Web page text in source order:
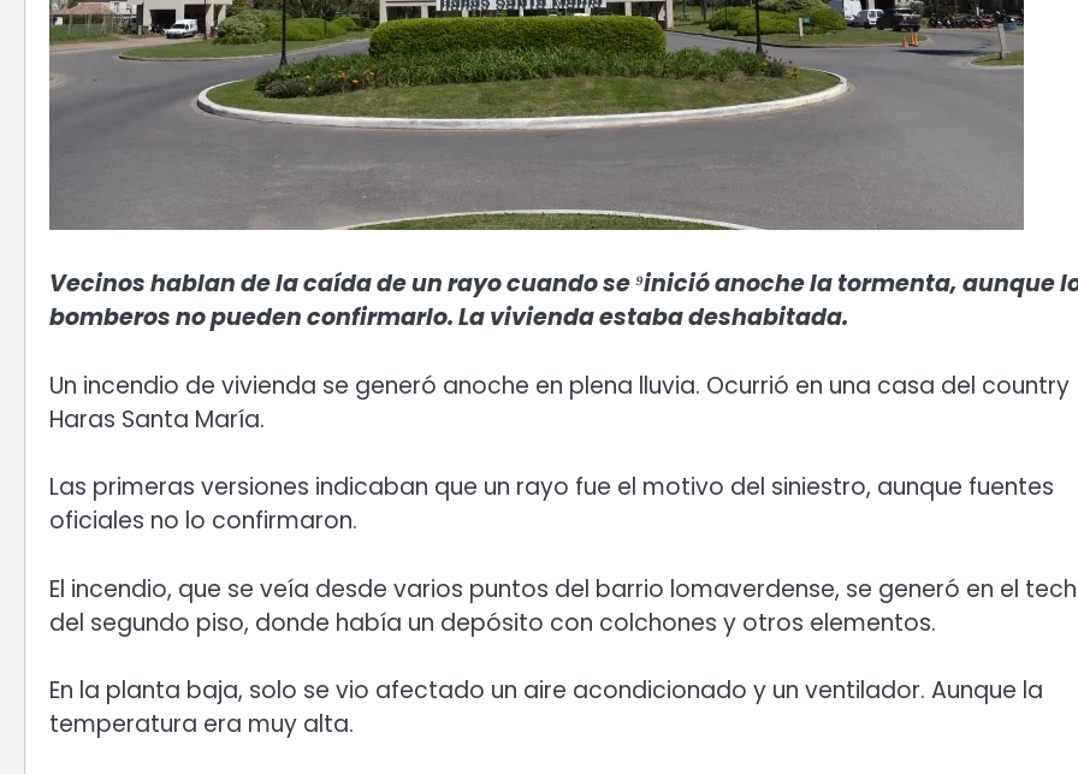
Vecinos hablan de la caída de un rayo cuando se ⁹inició anoche la tormenta, aunque
bomberos no pueden confirmarlo. La vivienda estaba deshabitada.
Un incendio de vivienda se generó anoche en plena lluvia. Ocurrió en una casa del country
Haras Santa María.
Las primeras versiones indicaban que un rayo fue el motivo del siniestro, aunque fuentes
oficiales no lo confirmaron.
El incendio, que se veía desde varios puntos del barrio lomaverdense, se generó en el
del segundo piso, donde había un depósito con colchones y otros elementos.
En la planta baja, solo se vio afectado un aire acondicionado y un ventilador. Aunque la
temperatura era muy alta.